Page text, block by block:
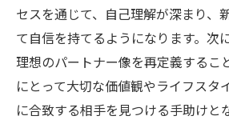
セスを通じて、自己理解が深まり、
て自信を持てるようになります。次
理想のパートナー像を再定義するこ
にとって大切な価値観やライフスタ
に合致する相手を見つける手助けと